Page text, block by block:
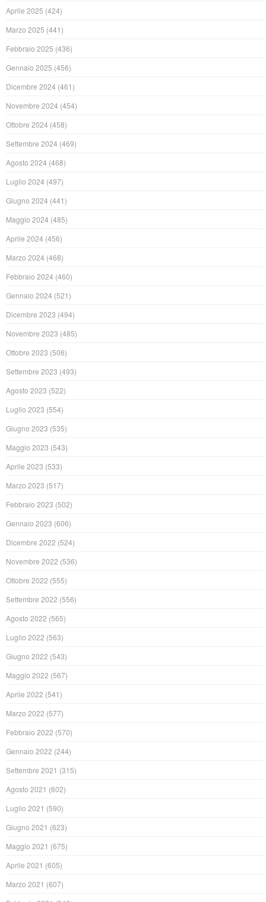
Aprile 2025 (424)
Marzo 2025 (441)
Febbraio 2025 (436)
Gennaio 2025 (456)
Dicembre 2024 (461)
Novembre 2024 (454)
Ottobre 2024 (458)
Settembre 2024 (469)
Agosto 2024 (468)
Luglio 2024 (497)
Giugno 2024 (441)
Maggio 2024 (485)
Aprile 2024 (456)
Marzo 2024 (468)
Febbraio 2024 (460)
Gennaio 2024 (521)
Dicembre 2023 (494)
Novembre 2023 (485)
Ottobre 2023 (506)
Settembre 2023 (493)
Agosto 2023 (522)
Luglio 2023 (554)
Giugno 2023 (535)
Maggio 2023 (543)
Aprile 2023 (533)
Marzo 2023 (517)
Febbraio 2023 (502)
Gennaio 2023 (606)
Dicembre 2022 (524)
Novembre 2022 (536)
Ottobre 2022 (555)
Settembre 2022 (556)
Agosto 2022 (565)
Luglio 2022 (563)
Giugno 2022 (543)
Maggio 2022 (567)
Aprile 2022 (541)
Marzo 2022 (577)
Febbraio 2022 (570)
Gennaio 2022 (244)
Settembre 2021 (315)
Agosto 2021 (602)
Luglio 2021 (590)
Giugno 2021 (623)
Maggio 2021 (675)
Aprile 2021 (605)
Marzo 2021 (607)